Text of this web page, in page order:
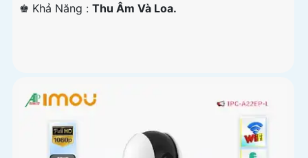
️♚ Khả Năng : Thu Âm Và Loa.